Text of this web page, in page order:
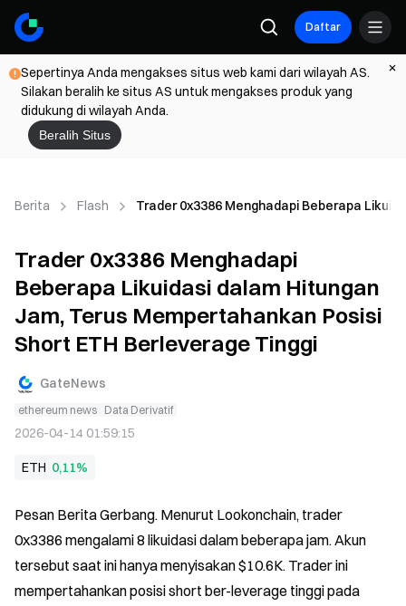
Daftar
Sepertinya Anda mengakses situs web kami dari wilayah AS.
Silakan beralih ke situs AS untuk mengakses produk yang
didukung di wilayah Anda.
Beralih Situs
Berita Flash Trader 0x3386 Menghadapi Beberapa
Trader 0x3386 Menghadapi
Beberapa Likuidasi dalam Hitungan
Jam, Terus Mempertahankan Posisi
Short ETH Berleverage Tinggi
GateNews
ethereum news Data Derivatif
2026-04-14 01:59:15
ETH 0,11%
Pesan Berita Gerbang. Menurut Lookonchain, trader
0x3386 mengalami 8 likuidasi dalam beberapa jam. Akun
tersebut saat ini hanya menyisakan $10.6K. Trader ini
mempertahankan posisi short ber-leverage tinggi pada